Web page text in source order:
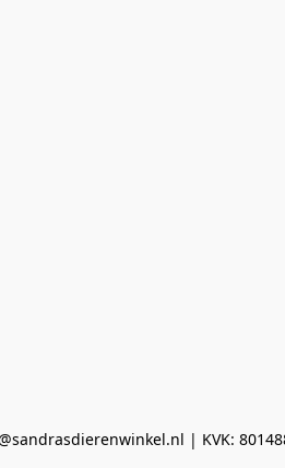
| KVK: